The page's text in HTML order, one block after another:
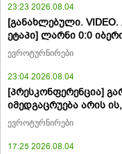
23:23 2026.08.04
[განახლებული.
ეტაპი] ლარნი 0:0
ევროტურნირები
23:04 2026.08.04
[პრესკონფერენცია]
იმედგაცრუება არის
ევროტურნირები
17:25 2026.08.04